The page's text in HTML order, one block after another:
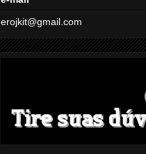
erojkit@gmail.com